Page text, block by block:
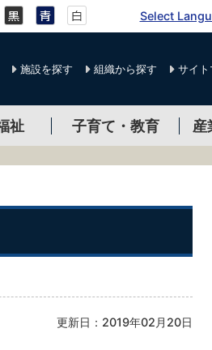
Select
施設を探す 組織から探す サイ
祉 子育て・教育 産
更新日：2019年02月20日